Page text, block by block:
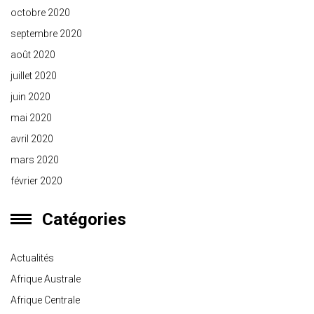
octobre 2020
septembre 2020
août 2020
juillet 2020
juin 2020
mai 2020
avril 2020
mars 2020
février 2020
Catégories
Actualités
Afrique Australe
Afrique Centrale